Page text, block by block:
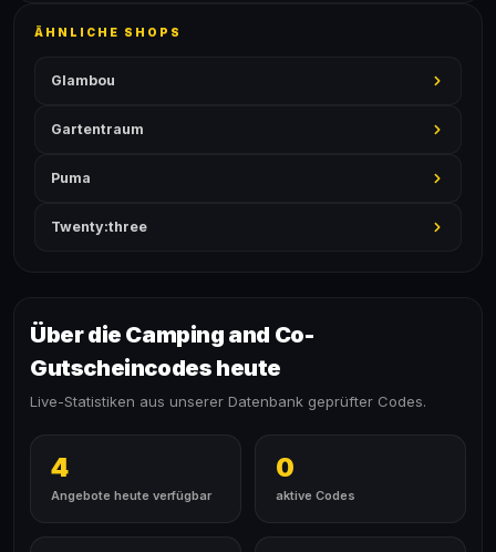
ÄHNLICHE SHOPS
Glambou
Gartentraum
Puma
Twenty:three
Über die Camping and Co-
Gutscheincodes heute
Live-Statistiken aus unserer Datenbank geprüfter Codes.
4
Angebote heute verfügbar
0
aktive Codes